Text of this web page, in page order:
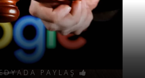
PAYLAŞ